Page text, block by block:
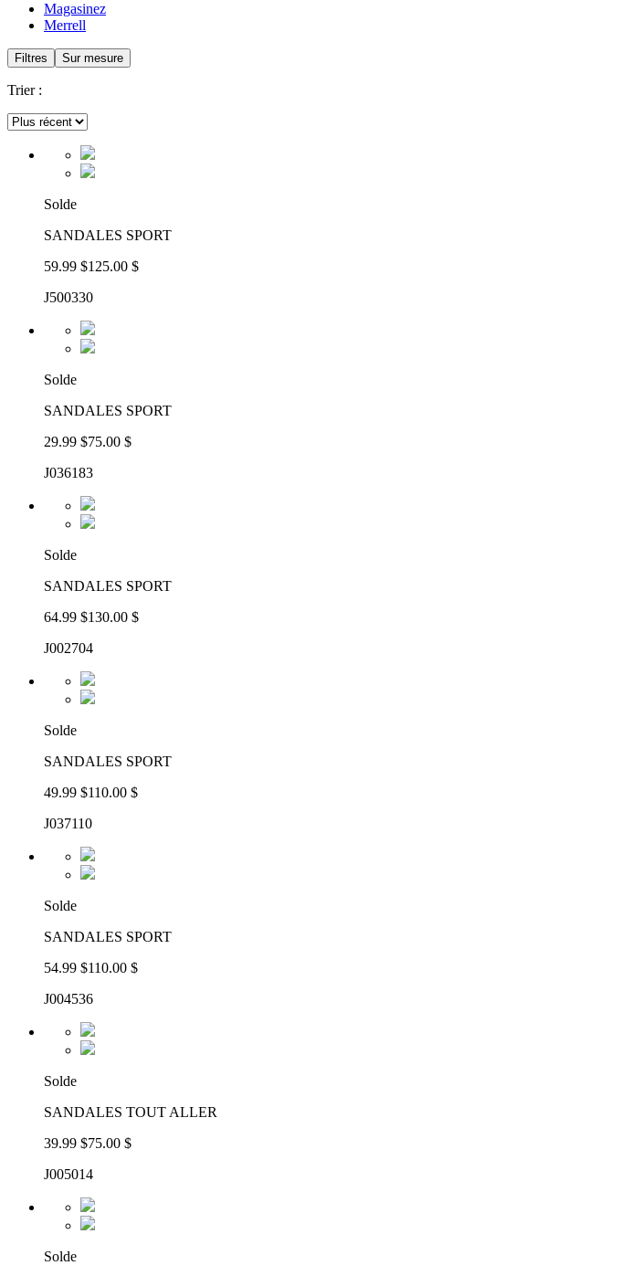
Magasinez
Merrell
Filtres Sur mesure
Trier :
Solde
SANDALES SPORT
59.99 $125.00 $
J500330
Solde
SANDALES SPORT
29.99 $75.00 $
J036183
Solde
SANDALES SPORT
64.99 $130.00 $
J002704
Solde
SANDALES SPORT
49.99 $110.00 $
J037110
Solde
SANDALES SPORT
54.99 $110.00 $
J004536
Solde
SANDALES TOUT ALLER
39.99 $75.00 $
J005014
Solde